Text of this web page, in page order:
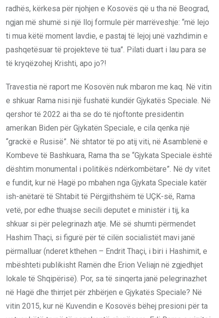
radhës, kërkesa për njohjen e Kosovës që u tha në Beograd,
ngjan më shumë si një lloj formule për marrëveshje: “më lejo
ti mua këtë moment lavdie, e pastaj të lejoj unë vazhdimin e
pashqetësuar të projekteve të tua”. Pilati duart i lau para se
të kryqëzohej Krishti, apo jo?!
Travestia në raport me Kosovën nuk mbaron me kaq. Në vitin
e shkuar Rama nisi një fushatë kundër Gjykatës Speciale. Në
qershor të 2022 ai tha se do të njoftonte presidentin
amerikan Biden për Gjykatën Speciale, e cila qenka një
“grackë e Rusisë”. Në shtator të po atij viti, në Asamblenë e
Kombeve të Bashkuara, Rama tha se “Gjykata Speciale është
dështim monumental i politikës ndërkombëtare”. Në dy vitet
e fundit, kur në Hagë po mbahen nga Gjykata Speciale katër
ish-anëtarë të Shtabit të Përgjithshëm të UÇK-së, Rama
vetë, por edhe thuajse secili deputet e ministër i tij, ka
shkuar si për pelegrinazh atje. Më së shumti përmendet
Hashim Thaçi, si figurë për të cilën socialistët mavi janë
përmalluar (nderet kthehen – Endrit Thaçi, i biri i Hashimit, e
mbështeti publikisht Ramën dhe Erion Veliajn në zgjedhjet
lokale të Shqipërisë). Por, sa të sinqerta janë pelegrinazhet
në Hagë dhe thirrjet për zhbërjen e Gjykatës Speciale? Në
vitin 2015, kur në Kuvendin e Kosovës bëhej presioni për ta